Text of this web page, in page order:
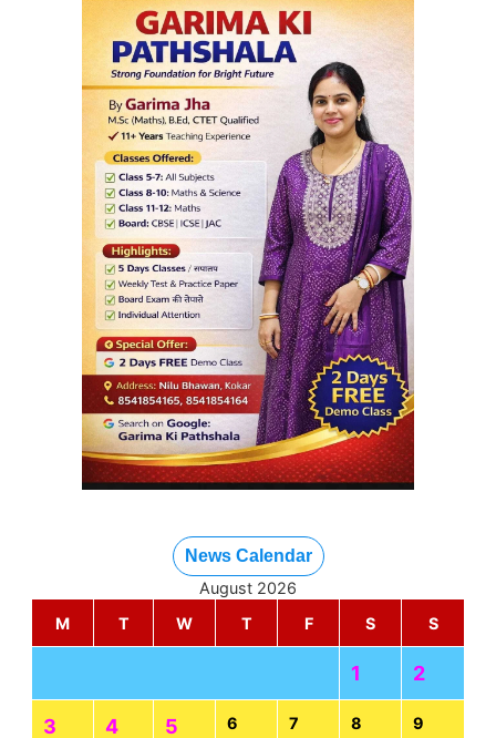
News Calendar
August 2026
M
T W T F S S
1 2
3 4 5 6 7 8 9